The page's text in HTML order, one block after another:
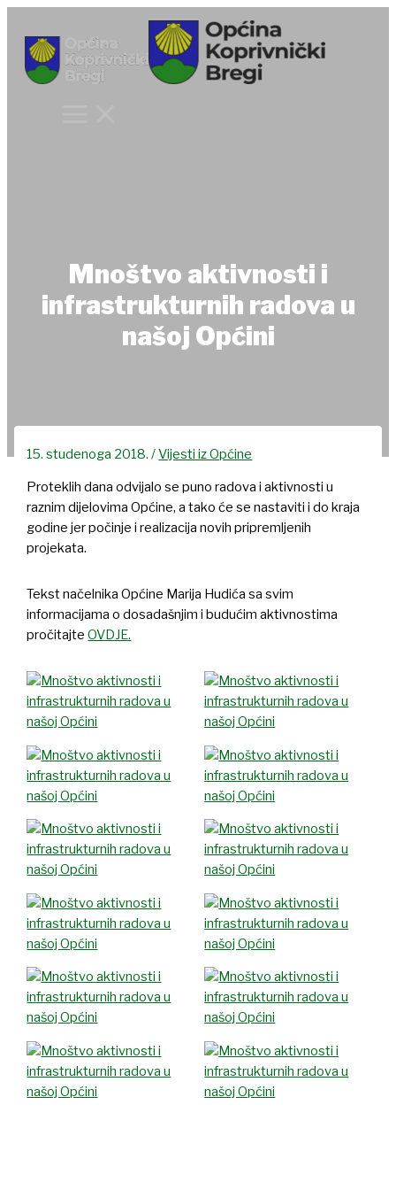
Skip
content
Mnoštvo aktivnosti i
infrastrukturnih radova u
našoj Općini
15. studenoga 2018./Vijesti iz Općine
Proteklih dana odvijalo se puno radova i aktivnosti u
raznim dijelovima Općine, a tako će se nastaviti i do kraja
godine jer počinje i realizacija novih pripremljenih
projekata.
Tekst načelnika Općine Marija Hudića sa svim
informacijama o dosadašnjim i budućim aktivnostima
pročitajteOVDJE.